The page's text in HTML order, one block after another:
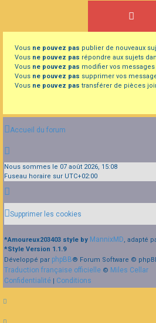
Vous ne pouvez pas publier de nouveaux
Vous ne pouvez pas répondre aux sujets
Vous ne pouvez pas modifier vos
Vous ne pouvez pas supprimer vos
Vous ne pouvez pas transférer de pièces
Accueil du forum
Nous sommes le 07 août 2026, 15:08
Fuseau horaire sur UTC+02:00
Supprimer les cookies
*Amoureux203403 style by MannixMD, adapté
*Style Version 1.1.9
Développé par phpBB® Forum Software ©
Traduction française officielle © Miles Cellar
Confidentialité
Conditions